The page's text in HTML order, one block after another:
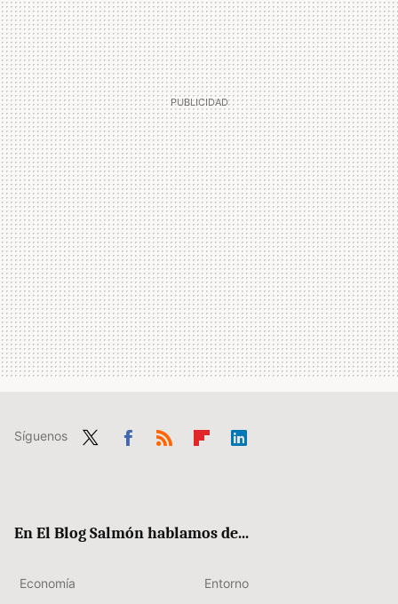
Síguenos
En El Blog Salmón hablamos de...
Economía Entorno